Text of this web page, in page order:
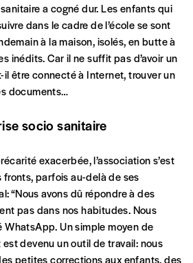
découvrirImag? Nous vous
derniers numéros publiés.
bénéficier de l’offre
a cogné dur. Les enfants qui
dans le cadre de l’école se sont
à la maison, isolés, en butte à
inédits. Car il ne suffit pas d’avoir un
être connecté à Internet, trouver un
documents…
socio sanitaire
exacerbée, l’association s’est
parfois au-delà de ses
“Nous avons dû répondre à des
pas dans nos habitudes. Nous
Un simple moyen de
devenu un outil de travail: nous
petites corrections aux enfants, des